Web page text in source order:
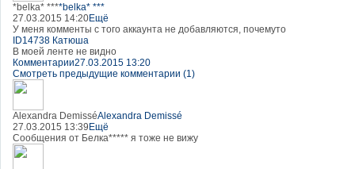
*belka* ****belka* ***
27.03.2015 14:20Ещё
У меня комменты с того аккаунта не добавляются, почемуто
ID14738 Катюша
В моей ленте не видно
Комментарии27.03.2015 13:20
Смотреть предыдущие комментарии (1)
Alexandra DemisséAlexandra Demissé
27.03.2015 13:39 Ещё
Сообщения от Белка***** я тоже не вижу